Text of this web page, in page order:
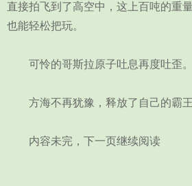
直接拍飞到了高空中，这上百吨的重
也能轻松把玩。
可怜的哥斯拉原子吐息再度吐歪。
方海不再犹豫，释放了自己的霸王
内容未完，下一页继续阅读